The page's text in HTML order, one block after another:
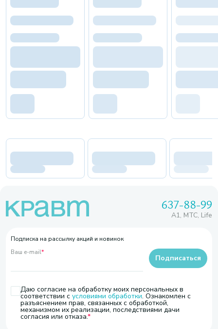
637-88-99
A1, МТС, Life
Подписка на рассылку акций и новинок
Ваш e-mail*
Даю согласие на обработку моих персональных в
соответствии с условиями обработки. Ознакомлен с
разъяснением прав, связанных с обработкой,
механизмом их реализации, последствиями дачи
согласия или отказа.
Подписаться